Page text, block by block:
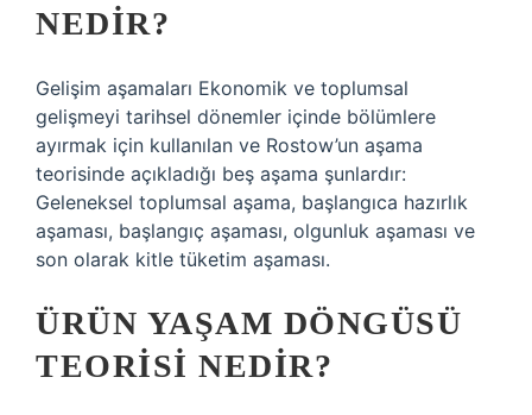
NEDIR?
Gelişim aşamaları Ekonomik ve toplumsal
gelişmeyi tarihsel dönemler içinde bölümlere
ayırmak için kullanılan ve Rostow’un aşama
teorisinde açıkladığı beş aşama şunlardır:
Geleneksel toplumsal aşama, başlangıca hazırlık
aşaması, başlangıç ​​aşaması, olgunluk aşaması ve
son olarak kitle tüketim aşaması.
ÜRÜN YAŞAM DÖNGÜSÜ
TEORISI NEDIR?